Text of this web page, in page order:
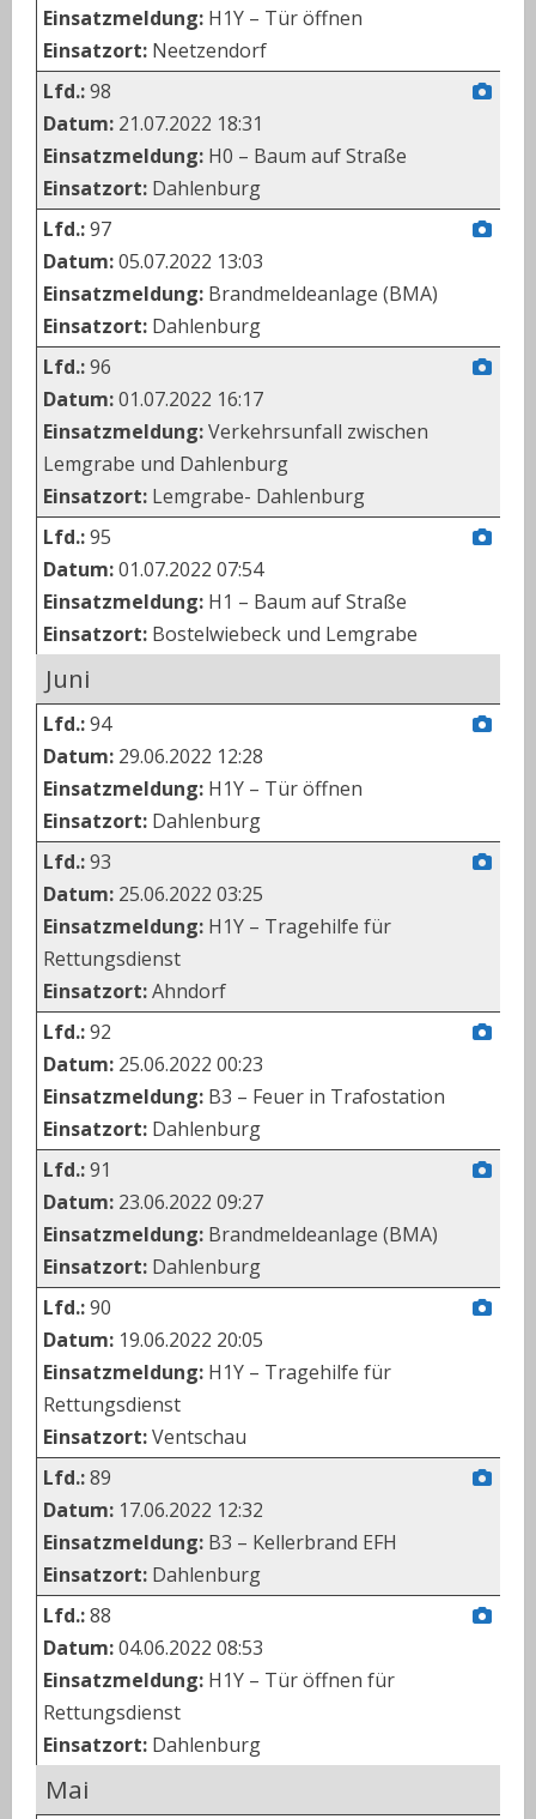
Einsatzmeldung: H1Y – Tür öffnen
Einsatzort: Neetzendorf
Lfd.:98
Datum: 21.07.2022 18:31
Einsatzmeldung: H0 – Baum auf Straße
Einsatzort: Dahlenburg
Lfd.:97
Datum:05.07.2022 13:03
Einsatzmeldung: Brandmeldeanlage (BMA)
Einsatzort: Dahlenburg
Lfd.:96
Datum:01.07.2022 16:17
Einsatzmeldung:Verkehrsunfall zwischen
Lemgrabe und Dahlenburg
Einsatzort: Lemgrabe- Dahlenburg
Lfd.:95
Datum:01.07.2022 07:54
Einsatzmeldung: H1 – Baum auf Straße
Einsatzort: Bostelwiebeck und Lemgrabe
Juni
Lfd.:94
Datum: 29.06.2022 12:28
Einsatzmeldung: H1Y – Tür öffnen
Einsatzort: Dahlenburg
Lfd.:93
Datum: 25.06.2022 03:25
Einsatzmeldung: H1Y – Tragehilfe für
Rettungsdienst
Einsatzort:Ahndorf
Lfd.:92
Datum: 25.06.2022 00:23
Einsatzmeldung: B3 – Feuer in Trafostation
Einsatzort: Dahlenburg
Lfd.:91
Datum: 23.06.2022 09:27
Einsatzmeldung: Brandmeldeanlage (BMA)
Einsatzort: Dahlenburg
Lfd.:90
Datum: 19.06.2022 20:05
Einsatzmeldung: H1Y – Tragehilfe für
Rettungsdienst
Einsatzort:Ventschau
Lfd.:89
Datum: 17.06.2022 12:32
Einsatzmeldung: B3 – Kellerbrand EFH
Einsatzort: Dahlenburg
Lfd.:88
Datum:04.06.2022 08:53
Einsatzmeldung: H1Y – Tür öffnen für
Rettungsdienst
Einsatzort: Dahlenburg
Mai